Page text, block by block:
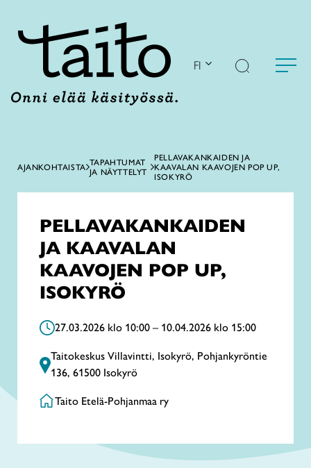
FI
AJANKOHTAISTA TAPAHTUMAT
JA NÄYTTELYT
PELLAVAKANKAIDEN JA
KAAVALAN KAAVOJEN POP UP,
ISOKYRÖ
PELLAVAKANKAIDEN
JA KAAVALAN
KAAVOJEN POP UP,
ISOKYRÖ
27.03.2026 klo 10:00 – 10.04.2026 klo 15:00
Taitokeskus Villavintti, Isokyrö, Pohjankyröntie
136, 61500 Isokyrö
Taito Etelä-Pohjanmaa ry